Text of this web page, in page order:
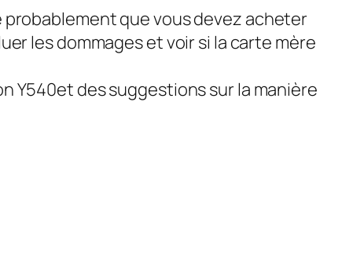
que vous devez acheter
les dommages et voir si la carte mère
Y540et des suggestions sur la manière